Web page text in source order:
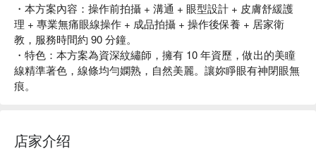
・本方案內容：操作前拍攝 + 溝通 + 眼型設計 + 皮膚舒緩護
理 + 專業無痛眼線操作 + 成品拍攝 + 操作後保養 + 居家衛
教，服務時間約 90 分鐘。
・特色：本方案為資深紋繡師，擁有 10 年資歷，做出的美瞳
線精準著色，線條均勻嫻熟，自然美麗。讓妳睜眼有神閉眼無
痕。
店家介绍